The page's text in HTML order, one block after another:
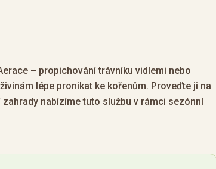
– propichování trávníku vidlemi nebo
lépe pronikat ke kořenům. Proveďte ji na
nabízíme tuto službu v rámci sezónní